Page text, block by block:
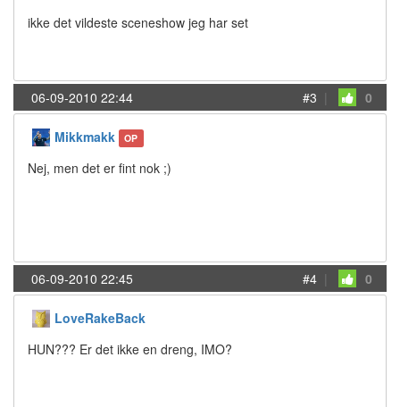
ikke det vildeste sceneshow jeg har set
06-09-2010 22:44 #3 | 0
Mikkmakk OP
Nej, men det er fint nok ;)
06-09-2010 22:45 #4 | 0
LoveRakeBack
HUN??? Er det ikke en dreng, IMO?